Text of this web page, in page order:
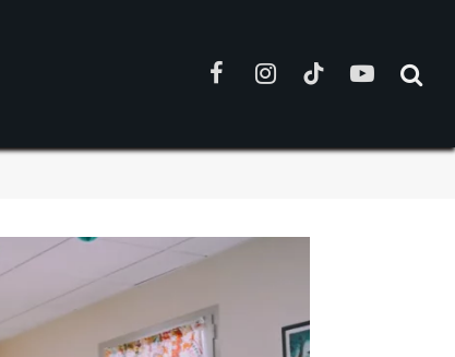
FacebookInstagramTikTokYouTube